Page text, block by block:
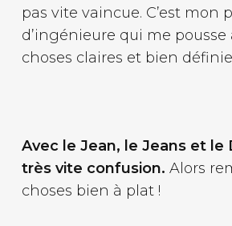
pas vite vaincue. C’est mon
d’ingénieure qui me pousse
choses claires et bien
Avec le Jean, le Jeans et le
très vite confusion. Alors
choses bien à plat !